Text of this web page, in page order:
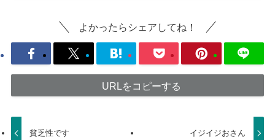
よかったらシェアしてね！
URLをコピーする
貧乏性です イジイジおさん